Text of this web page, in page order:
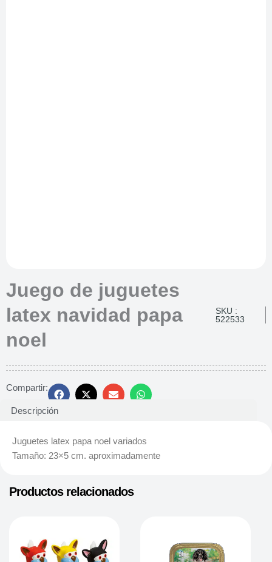
Juego de juguetes
latex navidad papa
noel
SKU :
522533
Compartir:
Descripción
Juguetes latex papa noel variados
Tamaño: 23×5 cm. aproximadamente
Productos relacionados